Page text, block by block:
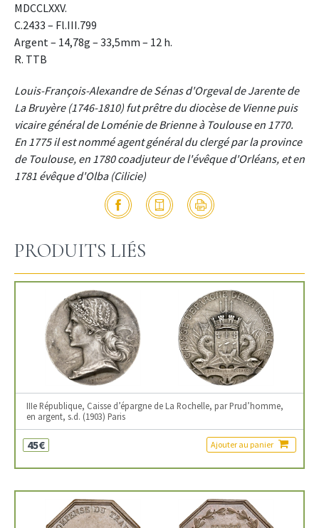
MDCCLXXV.
C.2433 – Fl.III.799
Argent – 14,78g – 33,5mm – 12 h.
R. TTB
Louis-François-Alexandre de Sénas d'Orgeval de Jarente de
La Bruyère (1746-1810) fut prêtre du diocèse de Vienne puis
vicaire général de Loménie de Brienne à Toulouse en 1770.
En 1775 il est nommé agent général du clergé par la province
de Toulouse, en 1780 coadjuteur de l'évêque d'Orléans, et en
1781 évêque d'Olba (Cilicie)
PRODUITS LIÉS
IIIe République, Caisse d’épargne de La Rochelle, par Prud’homme,
en argent, s.d. (1903) Paris
45€ Ajouter au panier